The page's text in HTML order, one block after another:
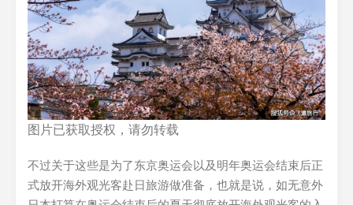
图片已获取授权，请勿转载
不过关于这些是为了东京奥运会以及明年奥运会结束后正
式放开海外观光客赴日旅游做准备，也就是说，如无意外